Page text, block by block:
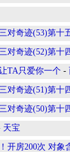
对奇迹(53)第十
对奇迹(52)第十
TA只爱你一个 -
对奇迹(51)第十
对奇迹(50)第十
天宝
开房200次 对象